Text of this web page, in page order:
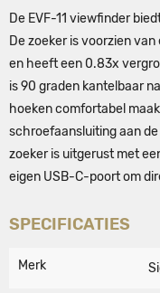
De EVF-11 viewfinder
De zoeker is voorzien
en heeft een 0.83x
is 90 graden kantelbaar
hoeken comfortabel
schroefaansluiting aan de
zoeker is uitgerust met
eigen USB-C-poort om
SPECIFICATIES
Merk